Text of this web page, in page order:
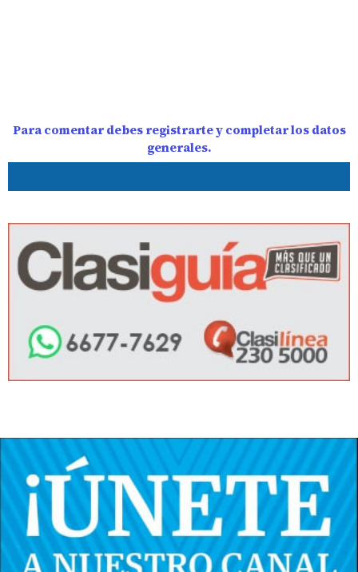
Para comentar debes registrarte y completar los datos
generales.